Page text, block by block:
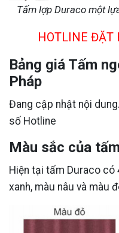
Tấm lợp Duraco một
HOTLINE ĐẶT
Bảng giá Tấm
Pháp
Đang cập nhật nội
số Hotline
Màu sắc của
Hiện tại tấm Duraco có
xanh, màu nâu và màu